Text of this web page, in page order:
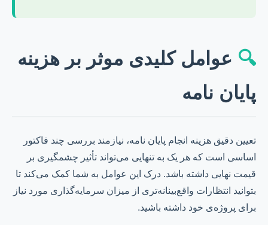
🔍 عوامل کلیدی موثر بر هزینه
پایان نامه
تعیین دقیق هزینه انجام پایان نامه، نیازمند بررسی چند فاکتور
اساسی است که هر یک به تنهایی می‌تواند تأثیر چشمگیری بر
قیمت نهایی داشته باشد. درک این عوامل به شما کمک می‌کند تا
بتوانید انتظارات واقع‌بینانه‌تری از میزان سرمایه‌گذاری مورد نیاز
برای پروژه‌ی خود داشته باشید.